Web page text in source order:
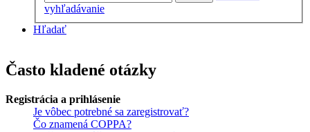
vyhľadávanie
Hľadať
Často kladené otázky
Registrácia a prihlásenie
Je vôbec potrebné sa zaregistrovať?
Čo znamená COPPA?